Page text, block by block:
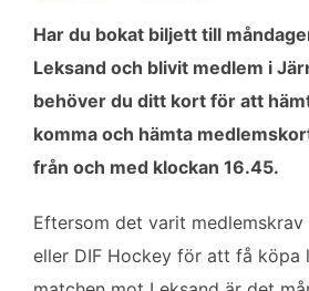
c
e
o
o
k
i
t
e
r
a
i
n
k
d
I
n
l
a
Har du bokat biljett till
Leksand och blivit medlem i
behöver du ditt kort för att
komma och hämta
från och med klockan 16.45.
Eftersom det varit medlemskrav
eller DIF Hockey för att få köpa